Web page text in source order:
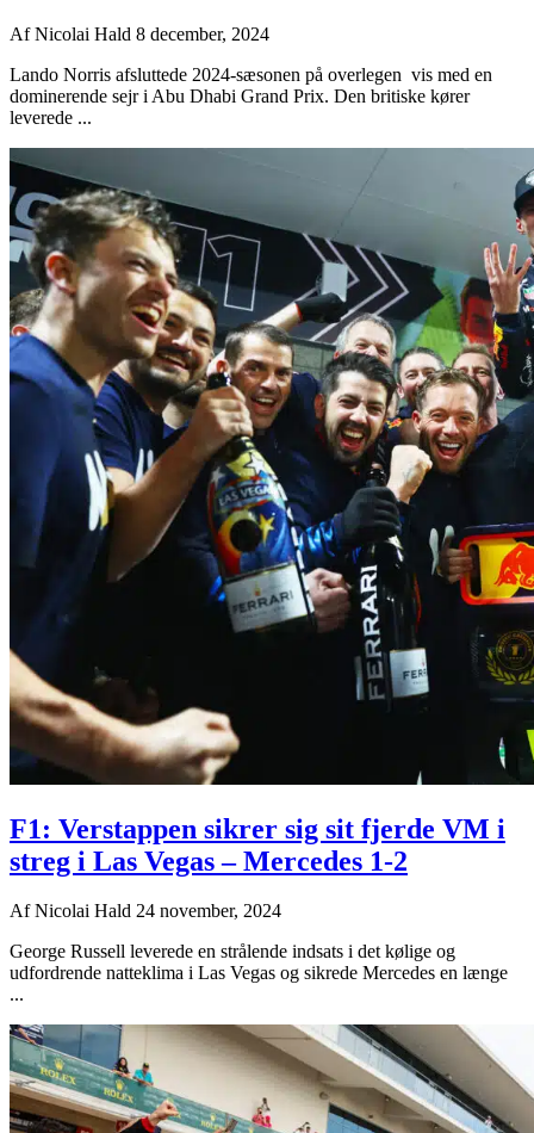
AfNicolai Hald 8 december, 2024
Lando Norris afsluttede 2024-sæsonen på overlegen vis med en
dominerende sejr i Abu Dhabi Grand Prix. Den britiske kører
leverede ...
F1: Verstappen sikrer sig sit fjerde VM i
streg i Las Vegas – Mercedes 1-2
AfNicolai Hald 24 november, 2024
George Russell leverede en strålende indsats i det kølige og
udfordrende natteklima i Las Vegas og sikrede Mercedes en længe
...